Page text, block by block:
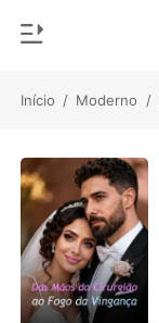
Início / Moderno /
Loja
Histórico
Sair
Gênero
Moderno
Lobisomem
Contos